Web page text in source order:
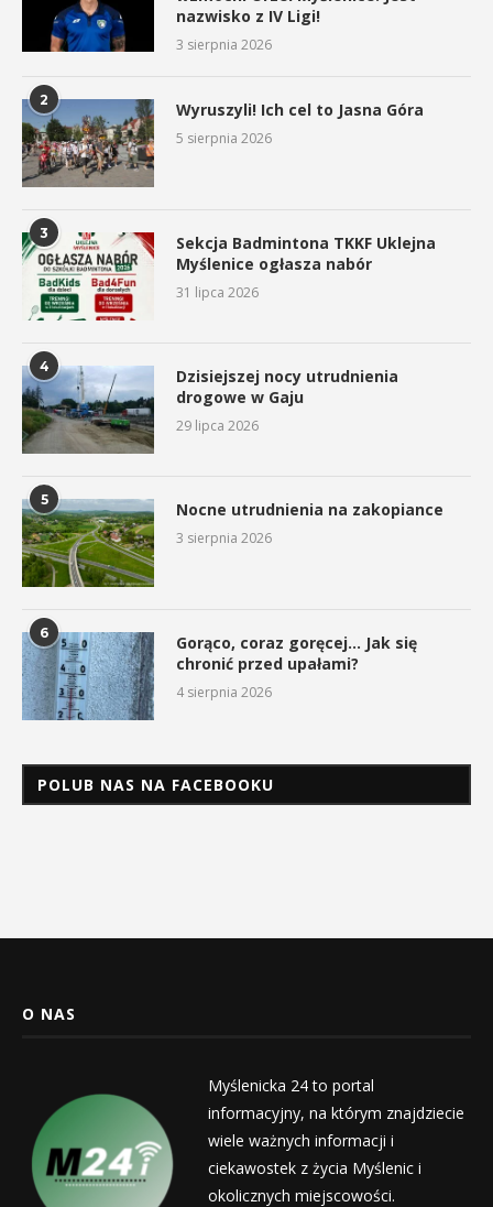
nazwisko z IV Ligi!
3 sierpnia 2026
2 Wyruszyli! Ich cel to Jasna Góra
5 sierpnia 2026
3
Sekcja Badmintona TKKF Uklejna
Myślenice ogłasza nabór
31 lipca 2026
4
Dzisiejszej nocy utrudnienia
drogowe w Gaju
29 lipca 2026
5 Nocne utrudnienia na zakopiance
3 sierpnia 2026
6
Gorąco, coraz goręcej… Jak się
chronić przed upałami?
4 sierpnia 2026
POLUB NAS NA FACEBOOKU
O NAS
Myślenicka 24 to portal
informacyjny, na którym znajdziecie
wiele ważnych informacji i
ciekawostek z życia Myślenic i
okolicznych miejscowości.